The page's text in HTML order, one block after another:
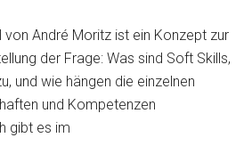
von André Moritz ist ein Konzept zur
der Frage: Was sind Soft Skills,
und wie hängen die einzelnen
und Kompetenzen
gibt es im